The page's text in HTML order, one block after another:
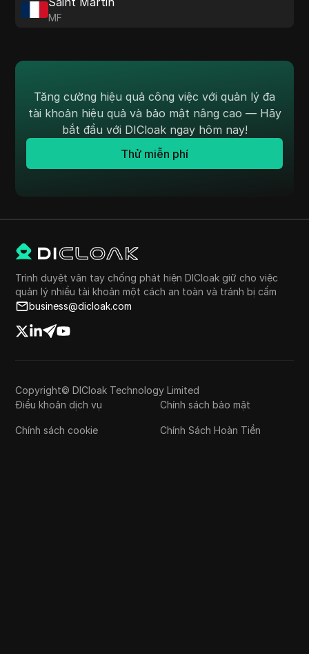
MF
Tăng cường hiệu quả công việc với quản lý đa
tài khoản hiệu quả và bảo mật nâng cao — Hãy
bắt đầu với DICloak ngay hôm nay!
Thử miễn phí
Trình duyệt vân tay chống phát hiện DICloak giữ cho việc
quản lý nhiều tài khoản một cách an toàn và tránh bị cấm
business@dicloak.com
Copyright© DICloak Technology Limited
Điều khoản dịch vụ
Chính sách bảo mật
Chính sách cookie Chính Sách Hoàn Tiền